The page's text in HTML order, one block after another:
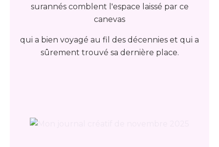
surannés comblent l'espace laissé par ce
canevas
qui a bien voyagé au fil des décennies et qui a
sûrement trouvé sa dernière place.